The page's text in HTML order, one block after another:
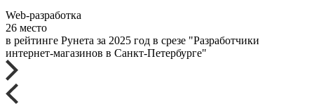
Web-разработка
26 место
в рейтинге Рунета за 2025 год в срезе "Разработчики
интернет-магазинов в Санкт-Петербурге"